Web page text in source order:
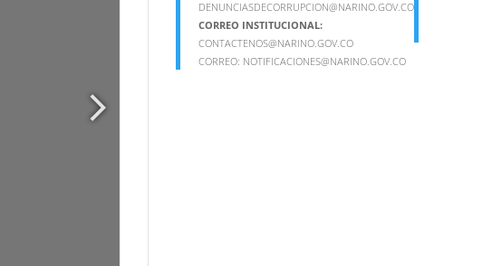
DENUNCIASDECORRUPCION@NARINO.GOV.CO
CORREO INSTITUCIONAL:
CONTACTENOS@NARINO.GOV.CO
CORREO: NOTIFICACIONES@NARINO.GOV.CO